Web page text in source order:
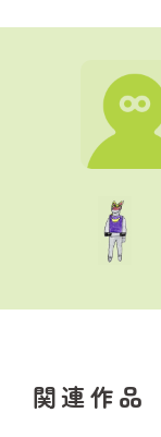
関連作品